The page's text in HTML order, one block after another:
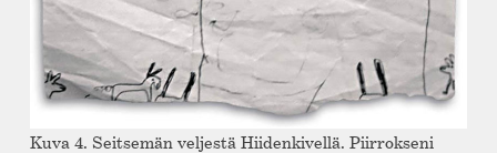
Kuva 4. Seitsemän veljestä Hiidenkivellä. Piirrokseni